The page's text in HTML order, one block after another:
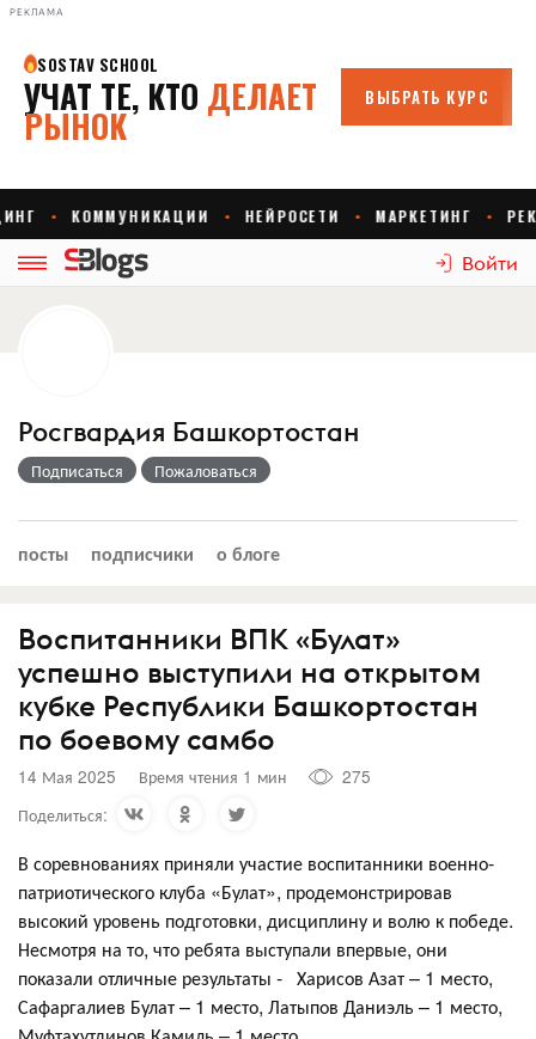
РЕКЛАМА
Войти
Росгвардия Башкортостан
Подписаться Пожаловаться
посты подписчики о блоге
Воспитанники ВПК «Булат»
успешно выступили на открытом
кубке Республики Башкортостан
по боевому самбо
14 Мая 2025 Время чтения 1 мин
275
Поделиться:
В соревнованиях приняли участие воспитанники военно-
патриотического клуба «Булат», продемонстрировав
высокий уровень подготовки, дисциплину и волю к победе.
Несмотря на то, что ребята выступали впервые, они
показали отличные результаты - Харисов Азат – 1 место,
Сафаргалиев Булат – 1 место, Латыпов Даниэль – 1 место,